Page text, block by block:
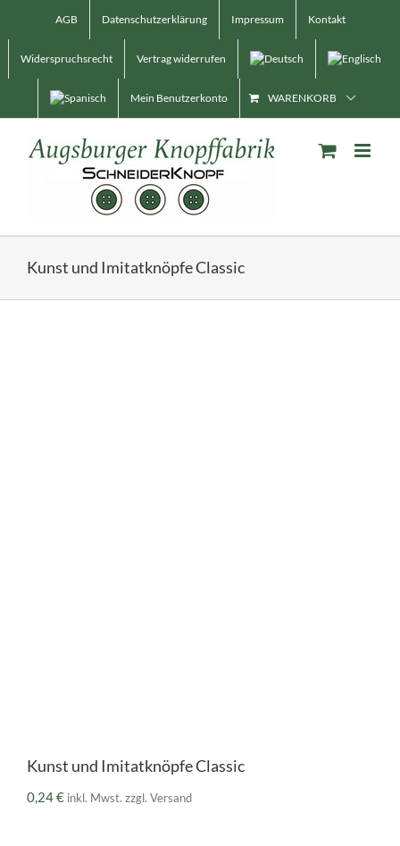
AGB Datenschutzerklärung Impressum Kontakt
Widerspruchsrecht Vertrag widerrufen
Mein Benutzerkonto WARENKORB
Kunst und Imitatknöpfe Classic
Kunst und Imitatknöpfe Classic
0,24€ inkl. Mwst. zzgl. Versand